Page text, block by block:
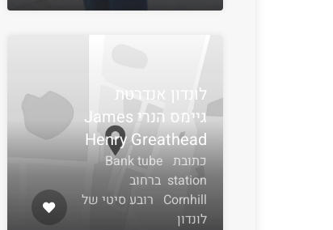
לונדון אנדרטת
גיימס הנרי James
Henry Greathead
כתובת Bank tube
station ברחוב
Cornhill רובע סיטי של
לונדון